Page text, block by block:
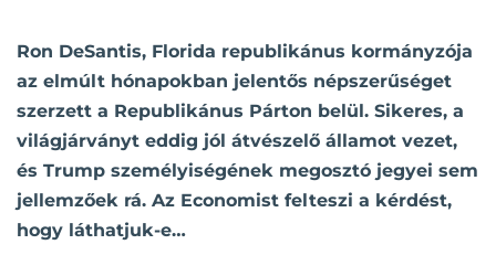
Ron DeSantis, Florida republikánus kormányzója
az elmúlt hónapokban jelentős népszerűséget
szerzett a Republikánus Párton belül. Sikeres, a
világjárványt eddig jól átvészelő államot vezet,
és Trump személyiségének megosztó jegyei sem
jellemzőek rá. Az Economist felteszi a kérdést,
hogy láthatjuk-e…